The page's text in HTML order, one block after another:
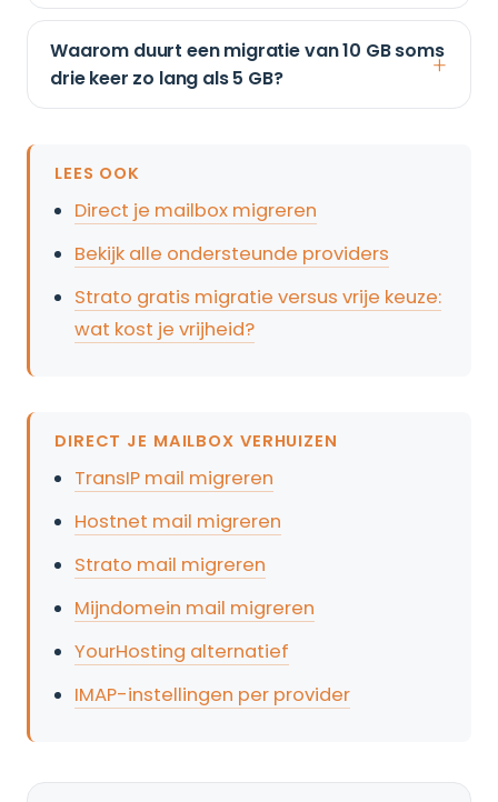
Waarom duurt een migratie van 10 GB soms
drie keer zo lang als 5 GB?
LEES OOK
Direct je mailbox migreren
Bekijk alle ondersteunde providers
Strato gratis migratie versus vrije keuze:
wat kost je vrijheid?
DIRECT JE MAILBOX VERHUIZEN
TransIP mail migreren
Hostnet mail migreren
Strato mail migreren
Mijndomein mail migreren
YourHosting alternatief
IMAP-instellingen per provider